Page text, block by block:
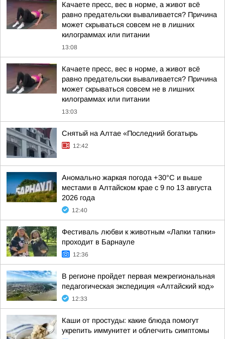
Качаете пресс, вес в норме, а живот всё
равно предательски вываливается? Причина
может скрываться совсем не в лишних
килограммах или питании
13:08
Качаете пресс, вес в норме, а живот всё
равно предательски вываливается? Причина
может скрываться совсем не в лишних
килограммах или питании
13:03
Снятый на Алтае «Последний богатырь
12:42
Аномально жаркая погода +30°С и выше
местами в Алтайском крае с 9 по 13 августа
2026 года
12:40
Фестиваль любви к животным «Лапки тапки»
проходит в Барнауле
12:36
В регионе пройдет первая межрегиональная
педагогическая экспедиция «Алтайский код»
12:33
Каши от простуды: какие блюда помогут
укрепить иммунитет и облегчить симптомы